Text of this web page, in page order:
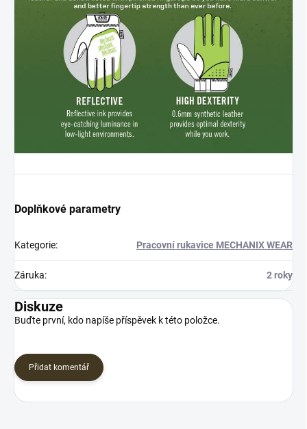
Doplňkové parametry
Kategorie: Pracovní rukavice MECHANIX WEAR
Záruka: 2 roky
Diskuze
Buďte první, kdo napíše příspěvek k této položce.
Přidat komentář